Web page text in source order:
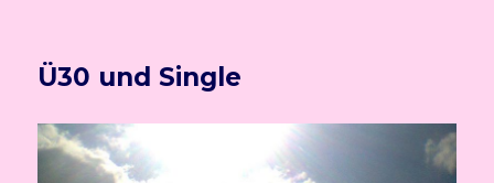
Ü30 und Single